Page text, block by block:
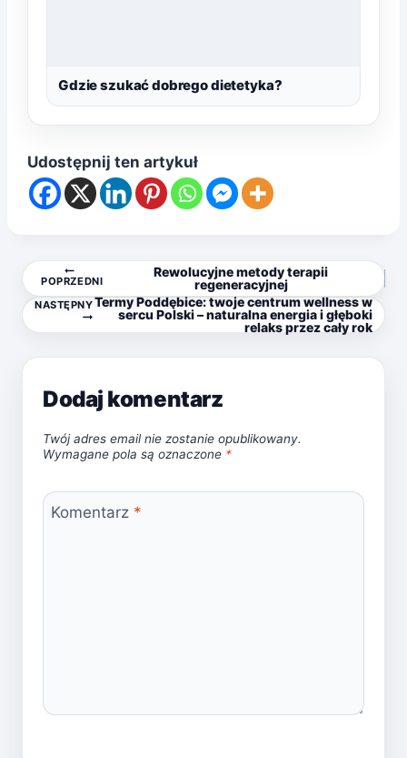
Gdzie szukać dobrego dietetyka?
Udostępnij ten artykuł
Nawigacja
wpisu
POPRZEDNI
Rewolucyjne metody terapii
regeneracyjnej
NASTĘPNYTermy Poddębice: twoje centrum wellness w
sercu Polski – naturalna energia i głęboki
relaks przez cały rok
Dodaj komentarz
Twój adres email nie zostanie opublikowany.
Wymagane pola są oznaczone *
Komentarz *